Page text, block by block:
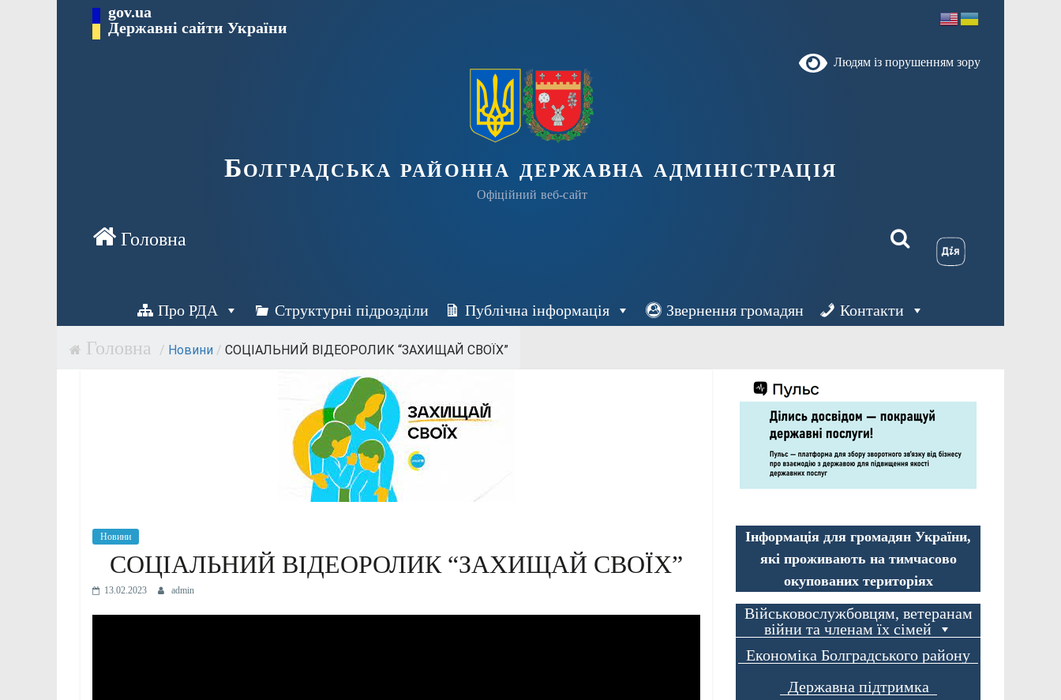
Перейти gov.ua
Державні сайти України
Людям із порушенням зору
Болградська районна державна адміністрація
Офіційний веб-сайт
Про РДА Структурні підрозділи Публічна інформація Звернення громадян Контакти
/ Новини / СОЦІАЛЬНИЙ ВІДЕОРОЛИК “ЗАХИЩАЙ СВОЇХ”
Новини
СОЦІАЛЬНИЙ ВІДЕОРОЛИК “ЗАХИЩАЙ СВОЇХ”
13.02.2023 admin
Інформація для громадян України,
які проживають на тимчасово
окупованих територіях
Військовослужбовцям, ветеранам
війни та членам їх сімей
Економіка Болградського району
Державна підтримка